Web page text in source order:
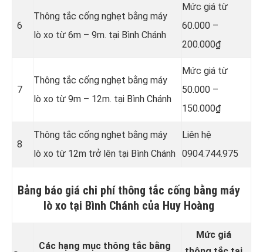
6
Thông tắc cống nghẹt bằng máy
lò xo từ 6m – 9m. tại Bình Chánh
Mức giá từ
60.000 –
200.000₫
7
Thông tắc cống nghẹt bằng máy
lò xo từ 9m – 12m. tại Bình Chánh
Mức giá từ
50.000 –
150.000₫
8
Thông tắc cống nghẹt bằng máy
lò xo từ 12m trở lên tại Bình Chánh
Liên hệ
0904.744.975
Bảng báo giá chi phí thông tắc cống bằng máy
lò xo tại Bình Chánh của Huy Hoàng
Các hạng mục thông tắc bằng
Mức giá